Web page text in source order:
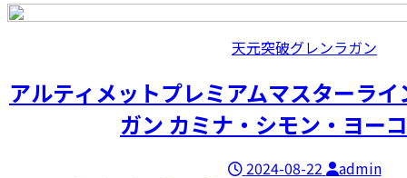
天元突破グレンラガン
アルティメットプレミアムマスターラ
ガン カミナ・シモン・ヨー
2024-08-22 admin